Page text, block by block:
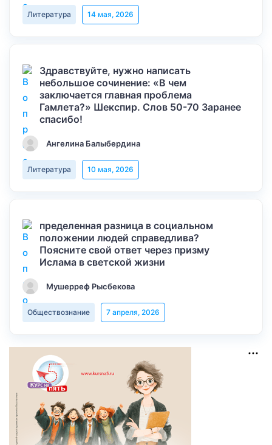
Литература 14 мая, 2026
Здравствуйте, нужно написать
небольшое сочинение: «В чем
заключается главная проблема
Гамлета?» Шекспир. Слов 50-70 Заранее
спасибо!
Ангелина Балыбердина
Литература 10 мая, 2026
пределенная разница в социальном
положении людей справедлива?
Поясните свой ответ через призму
Ислама в светской жизни
Мушерреф Рысбекова
Обществознание 7 апреля, 2026